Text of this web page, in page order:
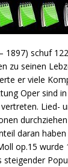
1897) schuf
zu seinen
er viele
Oper sind
Lied-
daran
op.15